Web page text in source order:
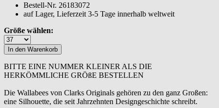
Bestell-Nr. 26183072
auf Lager, Lieferzeit 3-5 Tage innerhalb weltweit
Größe wählen:
BITTE EINE NUMMER KLEINER ALS DIE
HERKÖMMLICHE GRÖßE BESTELLEN
Die Wallabees von Clarks Originals gehören zu den ganz Großen:
eine Silhouette, die seit Jahrzehnten Designgeschichte schreibt.